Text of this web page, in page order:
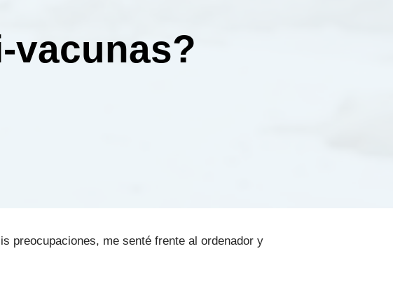
vacunas?
preocupaciones, me senté frente al ordenador y